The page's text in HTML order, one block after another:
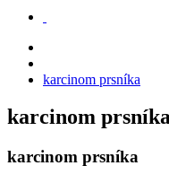
karcinom prsníka
karcinom
karcinom prsníka